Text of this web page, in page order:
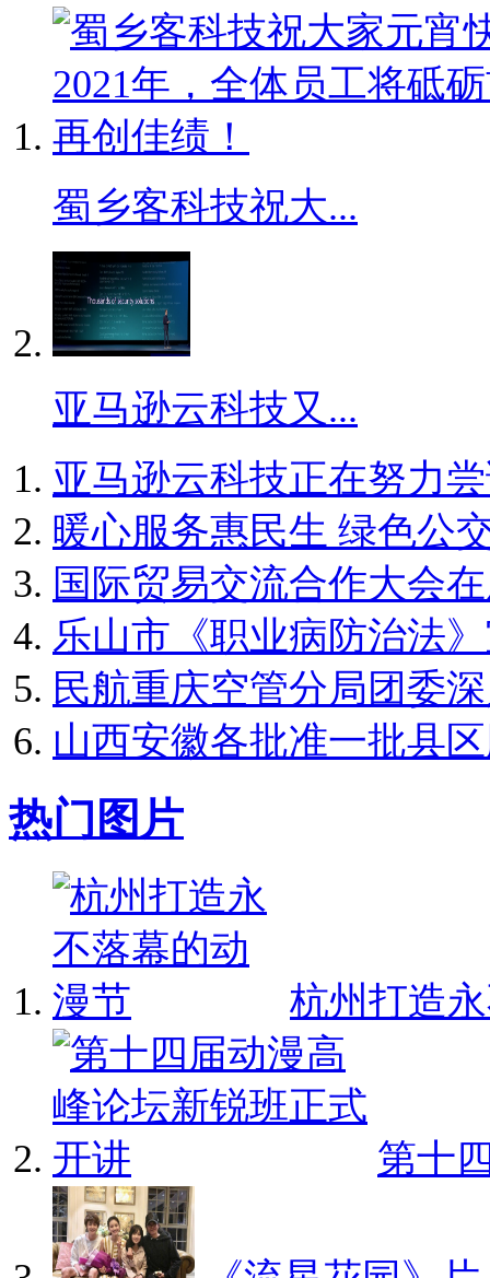
蜀乡客科技祝大...
亚马逊云科技又...
亚马逊云科技正在努力
暖心服务惠民生 绿色
国际贸易交流合作大会
乐山市《职业病防治法
民航重庆空管分局团委
山西安徽各批准一批县
热门图片
杭州打造
第十